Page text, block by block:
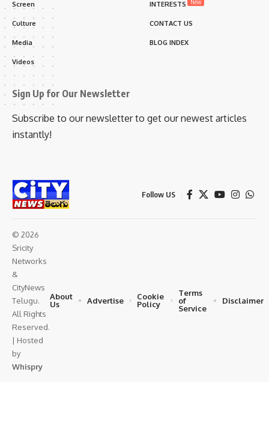
Screen
Culture
Media
Videos
INTERESTS New
CONTACT US
BLOG INDEX
Sign Up for Our Newsletter
Subscribe to our newsletter to get our newest articles
instantly!
Follow US
© 2026
Sricity
Networks
&
CityNews
Telugu.
All Rights
Reserved.
| Hosted
by
Whispry
About
Us
Advertise
Cookie
Policy
Terms
of
Service
Disclaimer